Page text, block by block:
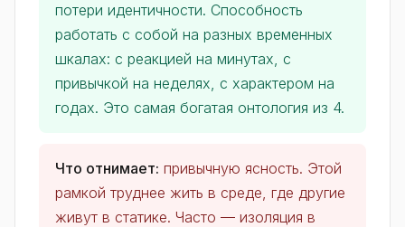
потери идентичности. Способность
работать с собой на разных временных
шкалах: с реакцией на минутах, с
привычкой на неделях, с характером на
годах. Это самая богатая онтология из 4.
Что отнимает: привычную ясность. Этой
рамкой труднее жить в среде, где другие
живут в статике. Часто — изоляция в